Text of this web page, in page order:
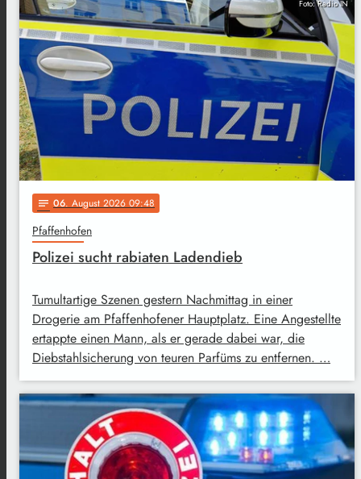
Foto: Radio IN
notes 06. August 2026 09:48
Pfaffenhofen
Polizei sucht rabiaten Ladendieb
Tumultartige Szenen gestern Nachmittag in einer
Drogerie am Pfaffenhofener Hauptplatz. Eine Angestellte
ertappte einen Mann, als er gerade dabei war, die
Diebstahlsicherung von teuren Parfüms zu entfernen. …